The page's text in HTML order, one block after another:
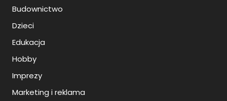
Budownictwo
Dzieci
Edukacja
Hobby
Imprezy
Marketing i reklama